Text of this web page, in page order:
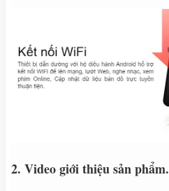
2. Video giới thiệu sản phẩm.